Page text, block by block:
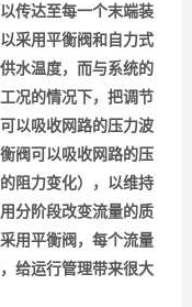
传达至每一个末端装
采用平衡阀和自力式
水温度，而与系统的
况的情况下，把调节
以吸收网路的压力波
阀可以吸收网路的压
阻力变化），以维持
分阶段改变流量的质
用平衡阀，每个流量
给运行管理带来很大